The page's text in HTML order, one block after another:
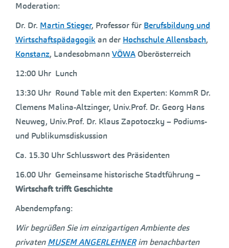
Moderation:
Dr. Dr. Martin Stieger, Professor für Berufsbildung und
Wirtschaftspädagogikan der Hochschule Allensbach,
Konstanz, Landesobmann VÖWAOberösterreich
12:00 Uhr Lunch
13:30 Uhr Round Table mit den Experten: KommR Dr.
Clemens Malina-Altzinger, Univ.Prof. Dr. Georg Hans
Neuweg, Univ.Prof. Dr. Klaus Zapotoczky – Podiums-
und Publikumsdiskussion
Ca. 15.30 Uhr Schlusswort des Präsidenten
16.00 Uhr Gemeinsame historische Stadtführung –
Wirtschaft trifft Geschichte
Abendempfang:
Wir begrüßen Sie im einzigartigen Ambiente des
privatenMUSEM ANGERLEHNERim benachbarten